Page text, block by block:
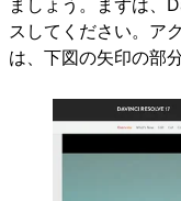
スしてください。ア
は、下図の矢印の部